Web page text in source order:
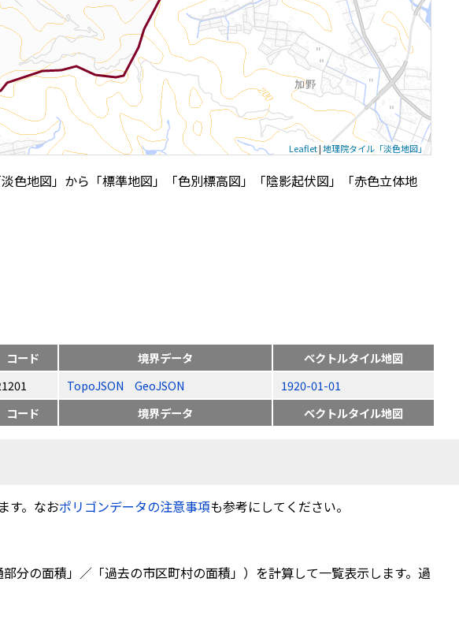
Leaflet|地理院タイル「淡色地図」
色地図」から「標準地図」「色別標高図」「陰影起伏図」「赤色立体地
コード 境界データ
ベクトルタイル地図
TopoJSON GeoJSON
1920-01-01
コード 境界データ ベクトルタイル地図
す。なおポリゴンデータの注意事項も参考にしてください。
分の面積」／「過去の市区町村の面積」）を計算して一覧表示します。過